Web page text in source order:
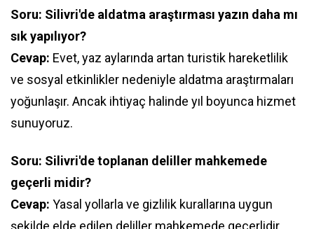
Soru: Silivri'de aldatma araştırması yazın daha mı
sık yapılıyor?
Cevap: Evet, yaz aylarında artan turistik hareketlilik
ve sosyal etkinlikler nedeniyle aldatma araştırmaları
yoğunlaşır. Ancak ihtiyaç halinde yıl boyunca hizmet
sunuyoruz.
Soru: Silivri'de toplanan deliller mahkemede
geçerli midir?
Cevap: Yasal yollarla ve gizlilik kurallarına uygun
şekilde elde edilen deliller mahkemede geçerlidir.